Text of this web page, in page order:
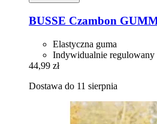
BUSSE Czambon
Elastyczna guma
Indywidualnie regulowany
44,99 zł
Dostawa do 11 sierpnia